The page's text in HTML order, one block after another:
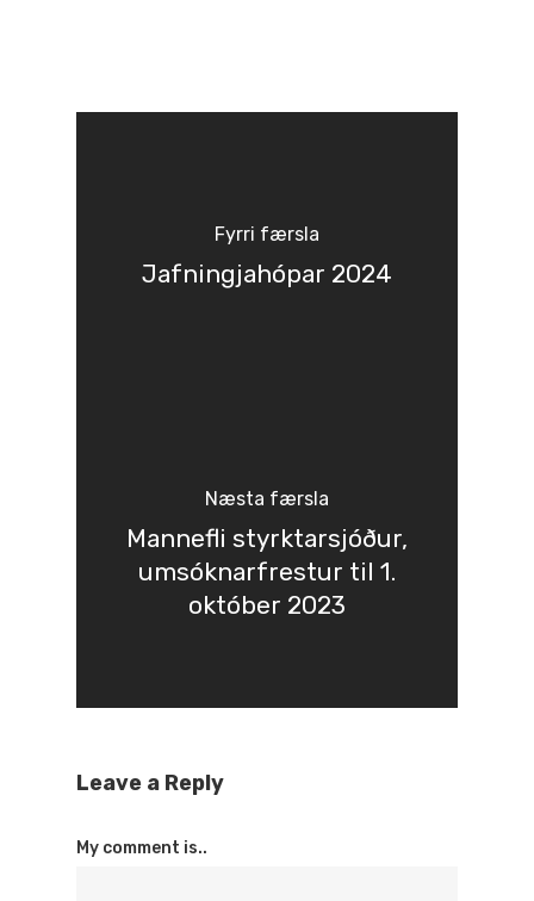
Fyrri færsla
Jafningjahópar 2024
Næsta færsla
Mannefli styrktarsjóður,
umsóknarfrestur til 1.
október 2023
Leave a Reply
My comment is..